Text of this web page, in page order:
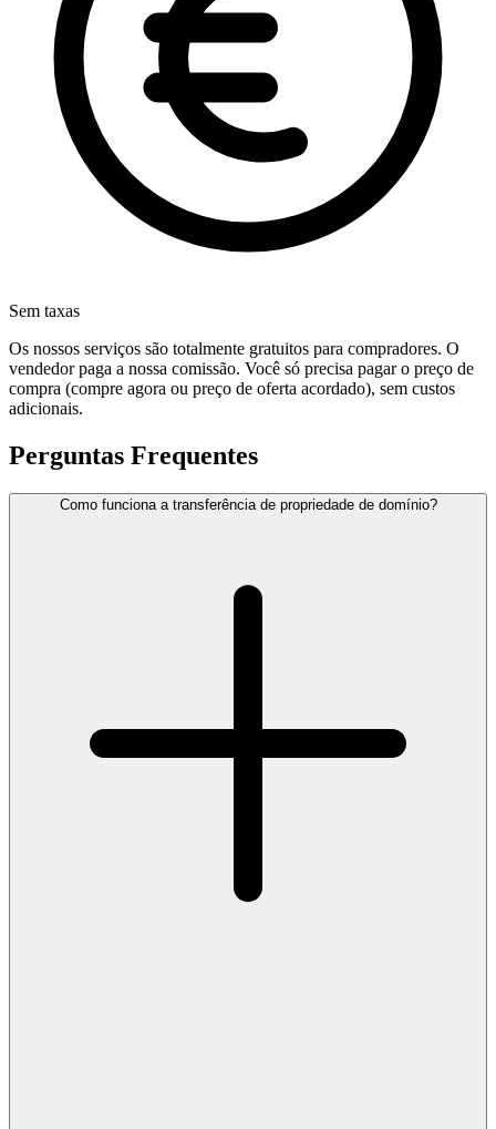
Sem taxas
Os nossos serviços são totalmente gratuitos para compradores. O
vendedor paga a nossa comissão. Você só precisa pagar o preço de
compra (compre agora ou preço de oferta acordado), sem custos
adicionais.
Perguntas Frequentes
Como funciona a transferência de propriedade de domínio?